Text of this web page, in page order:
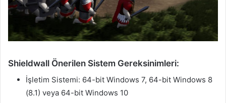
Shieldwall Önerilen Sistem Gereksinimleri:
İşletim Sistemi: 64-bit Windows 7, 64-bit Windows 8
(8.1) veya 64-bit Windows 10